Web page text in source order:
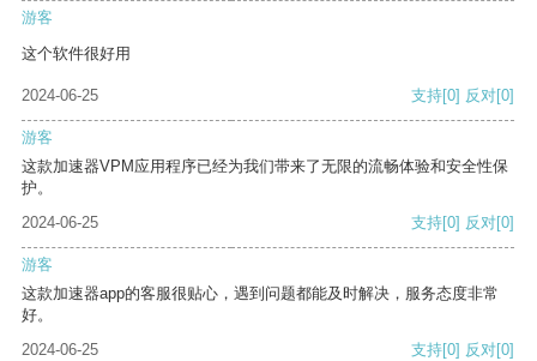
游客
这个软件很好用
2024-06-25 支持[0] 反对[0]
游客
这款加速器VPM应用程序已经为我们带来了无限的流畅体验和安全性保
护。
2024-06-25
支持[0] 反对[0]
游客
这款加速器app的客服很贴心，遇到问题都能及时解决，服务态度非常
好。
2024-06-25
支持[0] 反对[0]